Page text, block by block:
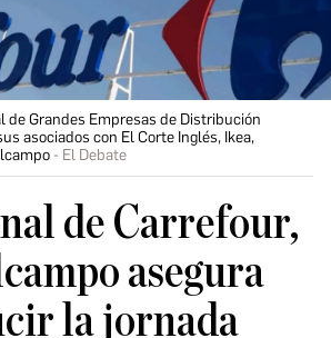
de Grandes Empresas de Distribución
asociados con El Corte Inglés, Ikea,
El Debate
de Carrefour,
asegura
la jornada